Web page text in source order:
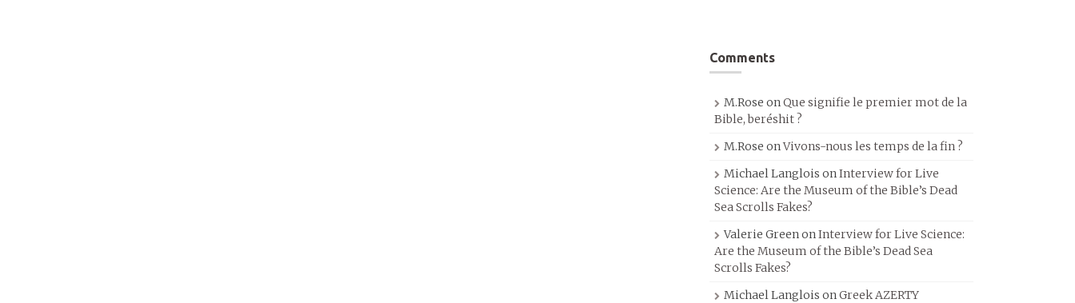
Comments
M.Rose onQue signifie le premier mot de la
Bible, beréshit ?
M.Rose onVivons-nous les temps de la fin ?
Michael Langlois onInterview for Live
Science: Are the Museum of the Bible’s Dead
Sea Scrolls Fakes?
Valerie GreenonInterview for Live Science:
Are the Museum of the Bible’s Dead Sea
Scrolls Fakes?
Michael Langlois onGreek AZERTY